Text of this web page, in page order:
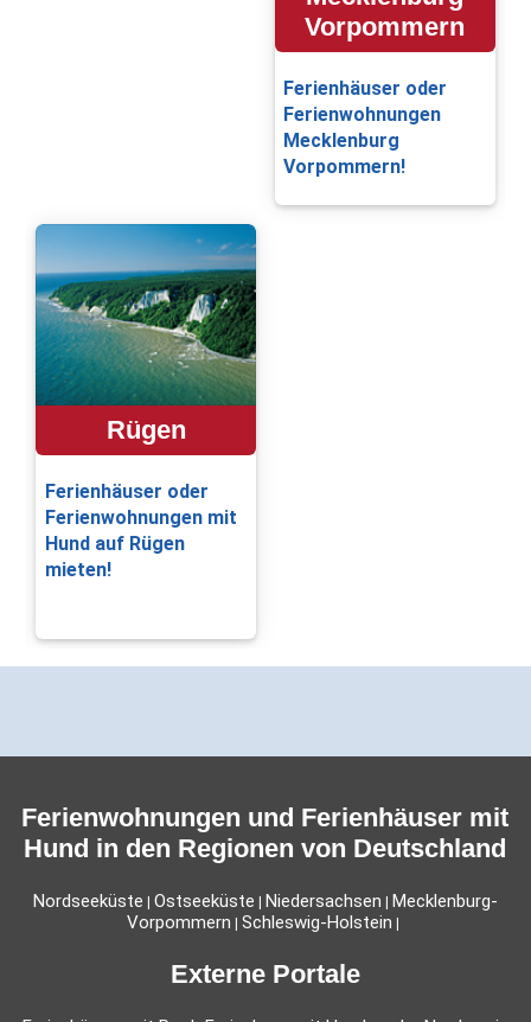
Vorpommern
Ferienhäuser oder
Ferienwohnungen
Mecklenburg
Vorpommern!
Rügen
Ferienhäuser oder
Ferienwohnungen mit
Hund auf Rügen
mieten!
Ferienwohnungen und Ferienhäuser mit
Hund in den Regionen von Deutschland
Nordseeküste Ostseeküste Niedersachsen Mecklenburg-
Vorpommern
|Schleswig-Holstein
Externe Portale